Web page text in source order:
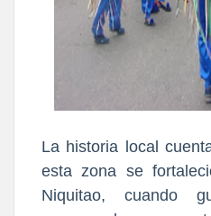
La historia local
esta zona se
Niquitao, cuando